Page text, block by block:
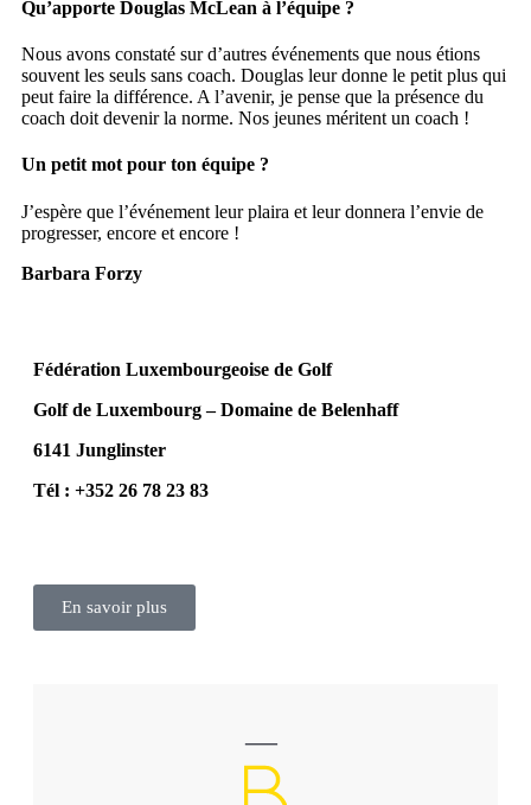
Qu’apporte Douglas McLean à l’équipe ?
Nous avons constaté sur d’autres événements que nous étions
souvent les seuls sans coach. Douglas leur donne le petit plus qui
peut faire la différence. A l’avenir, je pense que la présence du
coach doit devenir la norme. Nos jeunes méritent un coach !
Un petit mot pour ton équipe ?
J’espère que l’événement leur plaira et leur donnera l’envie de
progresser, encore et encore !
Barbara Forzy
Fédération Luxembourgeoise de Golf
Golf de Luxembourg – Domaine de Belenhaff
6141 Junglinster
Tél : +352 26 78 23 83
En savoir plus